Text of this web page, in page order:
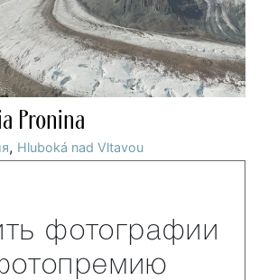
Pronina
, Hluboká nad Vltavou
фотографии